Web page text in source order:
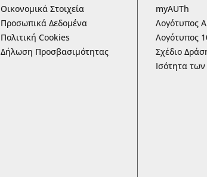
Οικονομικά Στοιχεία
Προσωπικά Δεδομένα
Πολιτική Cookies
Δήλωση Προσβασιμότητας
myAUTh
Λογότυπος
Λογότυπος
Σχέδιο
Ισότητα